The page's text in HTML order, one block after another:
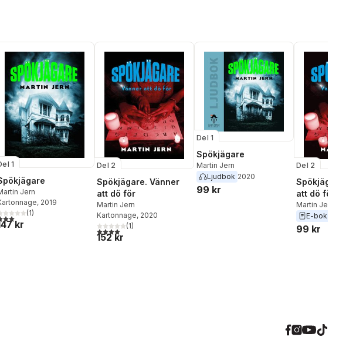
1
Jern
, 2019
utav 5 stjärnor. Totalt antal röster:
(1)
kr
Del 2
Spökjägare. Vänner
att dö för
Martin Jern
Kartonnage, 2020
4,0utav 5 stjärnor. Totalt antal röster:
(1)
152 kr
Del 1
Spökjägare
Martin Jern
Ljudbok 2020
99 kr
Del 2
Spökjägare.
att dö för
Martin Jern
E-bok
99 kr